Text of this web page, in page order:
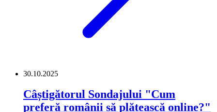
30.10.2025
Câștigătorul Sondajului "Cum
preferă românii să plătească online?"